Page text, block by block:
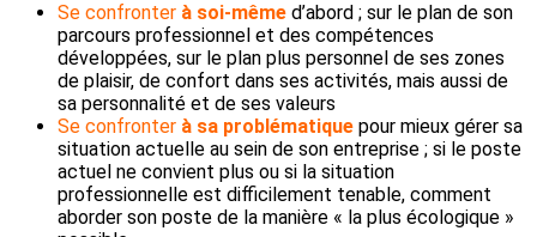
Se confronter à soi-même d’abord ; sur le plan de son
parcours professionnel et des compétences
développées, sur le plan plus personnel de ses zones
de plaisir, de confort dans ses activités, mais aussi de
sa personnalité et de ses valeurs
Se confronter à sa problématique pour mieux gérer sa
situation actuelle au sein de son entreprise ; si le poste
actuel ne convient plus ou si la situation
professionnelle est difficilement tenable, comment
aborder son poste de la manière « la plus écologique »